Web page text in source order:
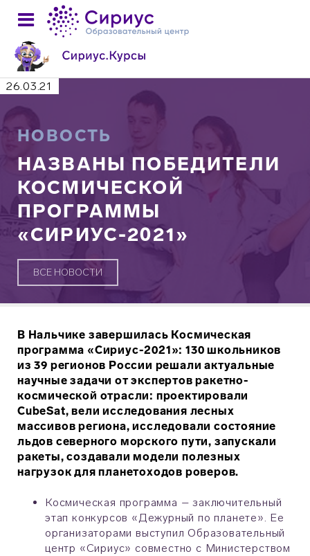
26.03.21
НОВОСТЬ
НАЗВАНЫ ПОБЕДИТЕЛИ
КОСМИЧЕСКОЙ
ПРОГРАММЫ
«СИРИУС-2021»
ВСЕ НОВОСТИ
В Нальчике завершилась Космическая
программа «Сириус-2021»: 130 школьников
из 39 регионов России решали актуальные
научные задачи от экспертов ракетно-
космической отрасли: проектировали
CubeSat, вели исследования лесных
массивов региона, исследовали состояние
льдов северного морского пути, запускали
ракеты, создавали модели полезных
нагрузок для планетоходов роверов.
Космическая программа – заключительный
этап конкурсов «Дежурный по планете». Ее
организаторами выступил Образовательный
центр «Сириус» совместно с Министерством